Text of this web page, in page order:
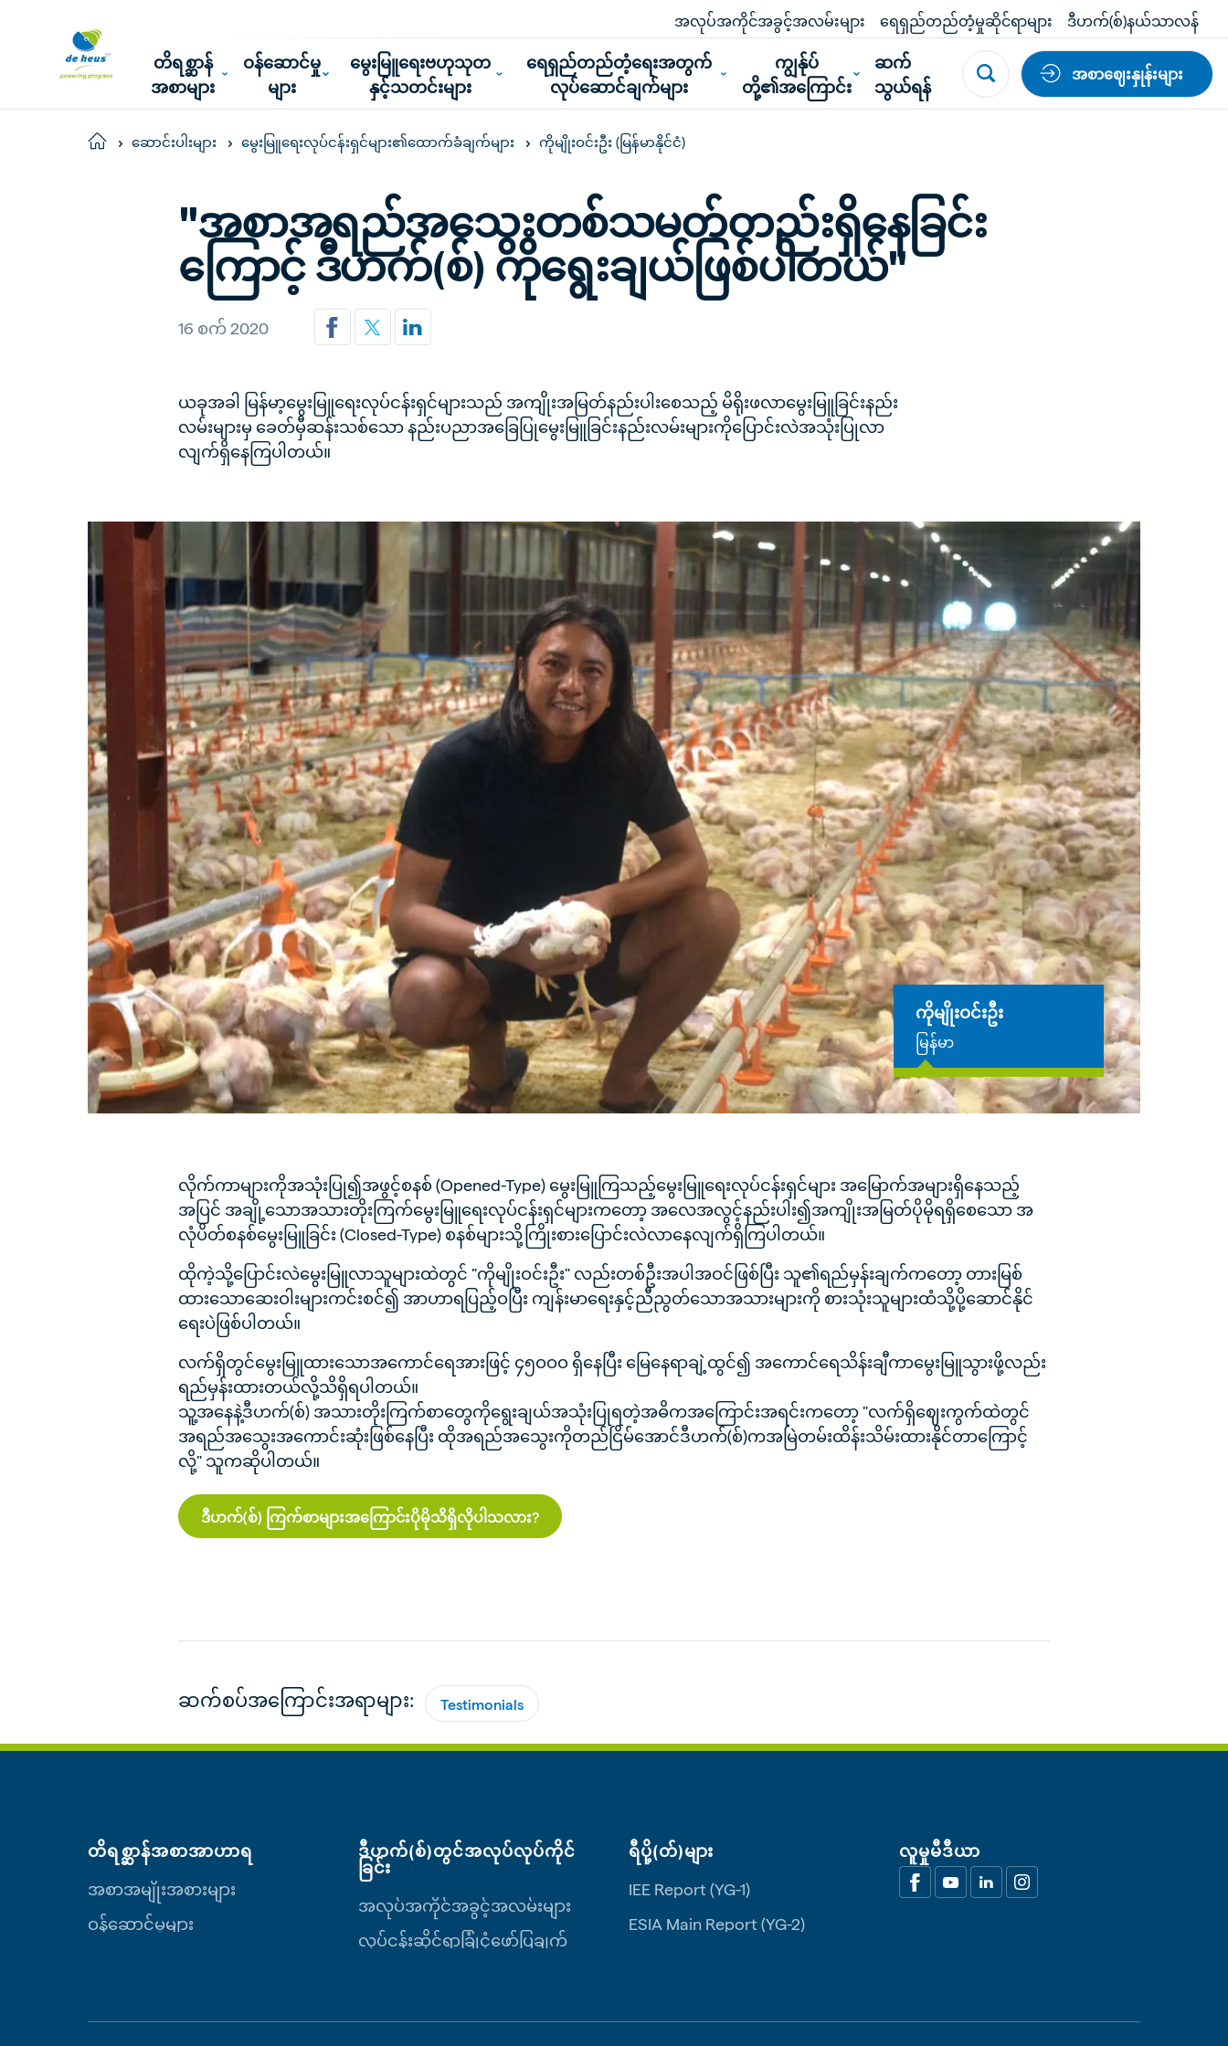
အလုပ်အကိုင်အခွင့်အလမ်းများ ရေရှည်တည်တံ့မှုဆိုင်ရာများ ဒီဟက်(စ်)နယ်သာလန်
တိရစ္ဆာန်
အစာများ
ဝန်ဆောင်မှု
များ
မွေးမြူရေးဗဟုသုတ
နှင့်သတင်းများ
ရေရှည်တည်တံ့ရေးအတွက်
လုပ်ဆောင်ချက်များ
ကျွန်ုပ်
တို့၏အကြောင်း
ဆက်
သွယ်ရန်
အစာဈေးနှုန်းများ
Home ဆောင်းပါးများ မွေးမြူရေးလုပ်ငန်းရှင်များ၏ထောက်ခံချက်များ ကိုမျိုးဝင်းဦး (မြန်မာနိုင်ငံ)
"အစာအရည်အသွေးတစ်သမတ်တည်းရှိနေခြင်း
ကြောင့် ဒီဟက်(စ်) ကိုရွေးချယ်ဖြစ်ပါတယ်"
16 စက် 2020
ယခုအခါ မြန်မာ့မွေးမြူရေးလုပ်ငန်းရှင်များသည် အကျိုးအမြတ်နည်းပါးစေသည့် မိရိုးဖလာမွေးမြူခြင်းနည်း
လမ်းများမှ ခေတ်မှီဆန်းသစ်သော နည်းပညာအခြေပြုမွေးမြူခြင်းနည်းလမ်းများကိုပြောင်းလဲအသုံးပြုလာ
လျက်ရှိနေကြပါတယ်။
ကိုမျိုးဝင်းဦး
မြန်မာ
လိုက်ကာများကိုအသုံးပြု၍အဖွင့်စနစ် (Opened-Type) မွေးမြူကြသည့်မွေးမြူရေးလုပ်ငန်းရှင်များ အမြောက်အများရှိနေသည့်
အပြင် အချို့သောအသားတိုးကြက်မွေးမြူရေးလုပ်ငန်းရှင်များကတော့ အလေအလွင့်နည်းပါး၍အကျိုးအမြတ်ပိုမိုရရှိစေသော အ
လုံပိတ်စနစ်မွေးမြူခြင်း (Closed-Type) စနစ်များသို့ကြိုးစားပြောင်းလဲလာနေလျက်ရှိကြပါတယ်။
ထိုကဲ့သို့ပြောင်းလဲမွေးမြူလာသူများထဲတွင် "ကိုမျိုးဝင်းဦး" လည်းတစ်ဦးအပါအဝင်ဖြစ်ပြီး သူ၏ရည်မှန်းချက်ကတော့ တားမြစ်
ထားသောဆေးဝါးများကင်းစင်၍ အာဟာရပြည့်ဝပြီး ကျန်းမာရေးနှင့်ညီညွတ်သောအသားများကို စားသုံးသူများထံသို့ပို့ဆောင်နိုင်
ရေးပဲဖြစ်ပါတယ်။
လက်ရှိတွင်မွေးမြူထားသောအကောင်ရေအားဖြင့် ၄၅ဝဝဝ ရှိနေပြီး မြေနေရာချဲ့ထွင်၍ အကောင်ရေသိန်းချီကာမွေးမြူသွားဖို့လည်း
ရည်မှန်းထားတယ်လို့သိရှိရပါတယ်။
သူ့အနေနဲ့ဒီဟက်(စ်) အသားတိုးကြက်စာတွေကိုရွေးချယ်အသုံးပြုရတဲ့အဓိကအကြောင်းအရင်းကတော့ "လက်ရှိဈေးကွက်ထဲတွင်
အရည်အသွေးအကောင်းဆုံးဖြစ်နေပြီး ထိုအရည်အသွေးကိုတည်ငြိမ်အောင်ဒီဟက်(စ်)ကအမြဲတမ်းထိန်းသိမ်းထားနိုင်တာကြောင့်
လို့" သူကဆိုပါတယ်။
ဒီဟက်(စ်) ကြက်စာများအကြောင်းပိုမိုသိရှိလိုပါသလား?
ဆက်စပ်အကြောင်းအရာများ: Testimonials
တိရစ္ဆာန်အစာအာဟာရ
အစာအမျိုးအစားများ
ဝန်ဆောင်မှုများ
ဒီဟက်(စ်)တွင်အလုပ်လုပ်ကိုင်
ခြင်း
အလုပ်အကိုင်အခွင့်အလမ်းများ
လုပ်ငန်းဆိုင်ရာခြုံငုံဖော်ပြချက်
ရီပို့(တ်)များ
IEE Report (YG-1)
ESIA Main Report (YG-2)
လူမှုမီဒီယာ